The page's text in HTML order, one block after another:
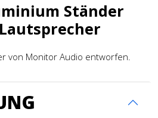
Ständer
von Monitor Audio entworfen.